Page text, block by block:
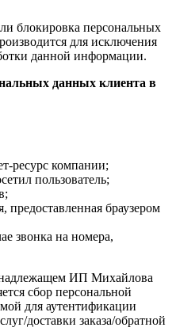
блокировка персональных
для исключения
данной информации.
данных клиента в
ресурс компании;
пользователь;
предоставленная браузером
звонка на номера,
ИП Михайлова
сбор персональной
для аутентификации
доставки заказа/обратной